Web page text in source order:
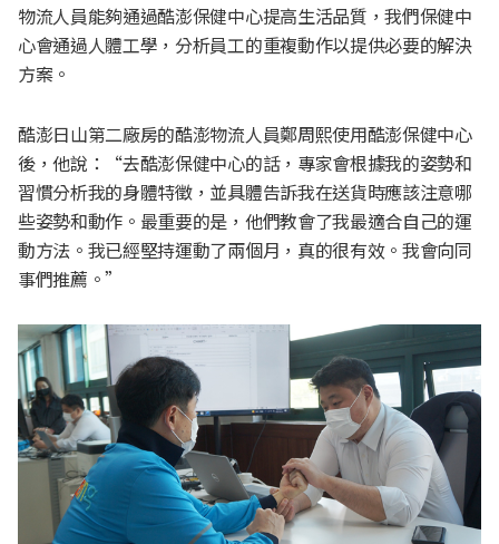
物流人員能夠通過酷澎保健中心提高生活品質，我們保健中
心會通過人體工學，分析員工的重複動作以提供必要的解決
方案。
酷澎日山第二廠房的酷澎物流人員鄭周熙使用酷澎保健中心
後，他說：“去酷澎保健中心的話，專家會根據我的姿勢和
習慣分析我的身體特徵，並具體告訴我在送貨時應該注意哪
些姿勢和動作。最重要的是，他們教會了我最適合自己的運
動方法。我已經堅持運動了兩個月，真的很有效。我會向同
事們推薦。”